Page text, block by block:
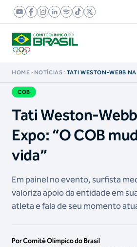
HOME NOTÍCIAS
TATI WESTON-WEBB
COB
Tati Weston-
Expo: “O COB
vida”
Em painel no evento, surfista
valoriza apoio da entidade em
atleta e fala de seu momento
Por Comitê Olímpico do Brasil